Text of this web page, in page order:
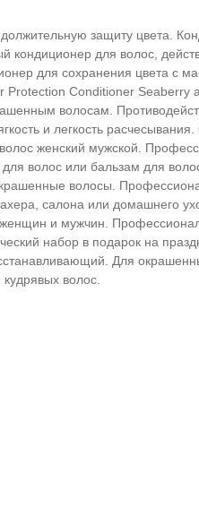
защиту цвета.
кондиционер для волос,
для сохранения цвета с
Protection Conditioner Seaberry
волосам.
и легкость
женский мужской.
для волос или бальзам для
волосы.
салона или домашнего
и мужчин.
набор в подарок на
Для
волос.